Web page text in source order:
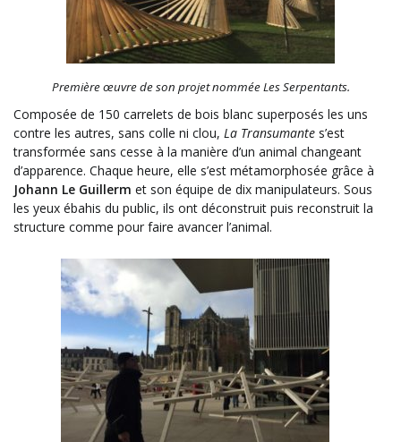
Première œuvre de son projet nommée Les Serpentants.
Composée de 150 carrelets de bois blanc superposés les uns
contre les autres, sans colle ni clou, La Transumante s’est
transformée sans cesse à la manière d’un animal changeant
d’apparence. Chaque heure, elle s’est métamorphosée grâce à
Johann Le Guillerm et son équipe de dix manipulateurs. Sous
les yeux ébahis du public, ils ont déconstruit puis reconstruit la
structure comme pour faire avancer l’animal.